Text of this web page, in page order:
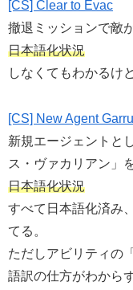
[CS] Clear to Evac
撤退ミッションで敵
日本語化状況
しなくてもわかるけ
[CS] New Agent
新規エージェントと
ス・ヴァカリアン」
日本語化状況
すべて日本語化済み
てる。
ただしアビリティの
語訳の仕方がわから